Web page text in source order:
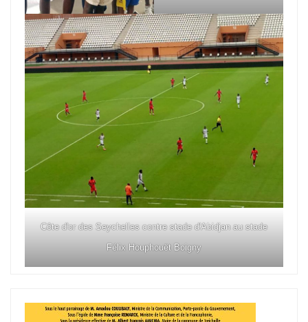
Côte d'or des Seychelles contre stade d'Abidjan au stade
Félix Houphouët Boigny